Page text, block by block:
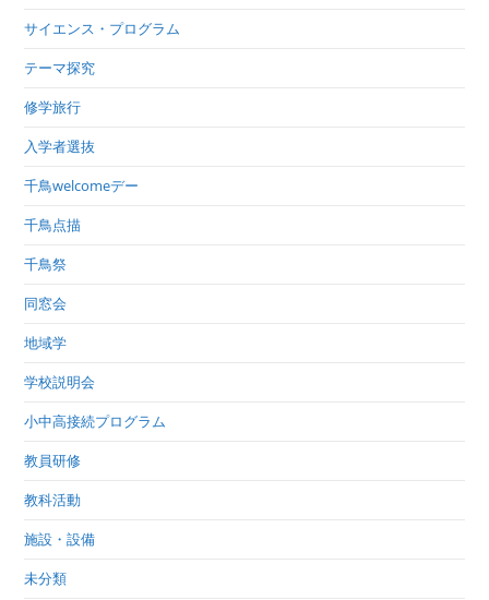
サイエンス・プログラム
テーマ探究
修学旅行
入学者選抜
千鳥welcomeデー
千鳥点描
千鳥祭
同窓会
地域学
学校説明会
小中高接続プログラム
教員研修
教科活動
施設・設備
未分類